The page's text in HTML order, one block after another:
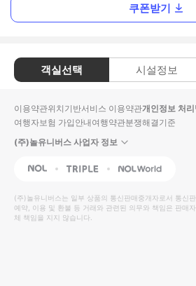
쿠폰받기
객실선택 시설정보
이용약관위치기반서비스 이용약관개인정보 처리
여행자보험 가입안내여행약관분쟁해결기준
(주)놀유니버스 사업자 정보
NOL Triple Interpark Global
(주)놀유니버스는 일부 상품의 통신판매중개자로서 통신
예약, 이용 및 환불 등 거래와 관련된 의무와 책임은 판매
체 책임을 지지 않습니다.